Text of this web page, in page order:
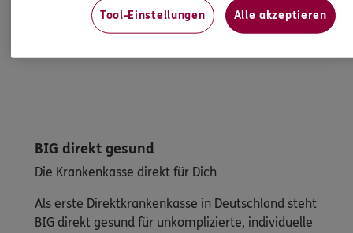
BIG direkt gesund
Die Krankenkasse direkt für Dich
Als erste Direktkrankenkasse in Deutschland steht
BIG direkt gesund für unkomplizierte, individuelle
Tool-Einstellungen Alle akzeptieren